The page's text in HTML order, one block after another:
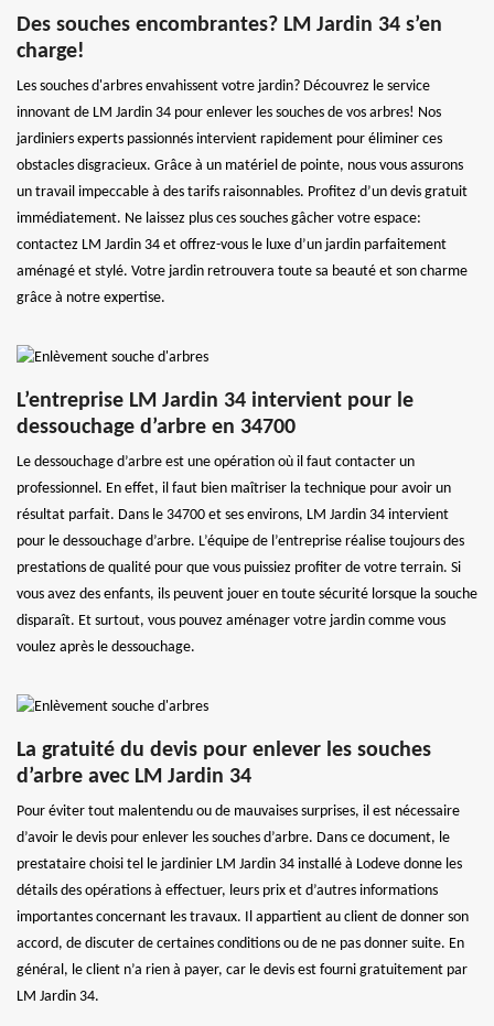
Des souches encombrantes? LM Jardin 34 s’en
charge!
Les souches d'arbres envahissent votre jardin? Découvrez le service
innovant de LM Jardin 34 pour enlever les souches de vos arbres! Nos
jardiniers experts passionnés intervient rapidement pour éliminer ces
obstacles disgracieux. Grâce à un matériel de pointe, nous vous assurons
un travail impeccable à des tarifs raisonnables. Profitez d’un devis gratuit
immédiatement. Ne laissez plus ces souches gâcher votre espace:
contactez LM Jardin 34 et offrez-vous le luxe d’un jardin parfaitement
aménagé et stylé. Votre jardin retrouvera toute sa beauté et son charme
grâce à notre expertise.
L’entreprise LM Jardin 34 intervient pour le
dessouchage d’arbre en 34700
Le dessouchage d’arbre est une opération où il faut contacter un
professionnel. En effet, il faut bien maîtriser la technique pour avoir un
résultat parfait. Dans le 34700 et ses environs, LM Jardin 34 intervient
pour le dessouchage d’arbre. L’équipe de l’entreprise réalise toujours des
prestations de qualité pour que vous puissiez profiter de votre terrain. Si
vous avez des enfants, ils peuvent jouer en toute sécurité lorsque la souche
disparaît. Et surtout, vous pouvez aménager votre jardin comme vous
voulez après le dessouchage.
La gratuité du devis pour enlever les souches
d’arbre avec LM Jardin 34
Pour éviter tout malentendu ou de mauvaises surprises, il est nécessaire
d’avoir le devis pour enlever les souches d’arbre. Dans ce document, le
prestataire choisi tel le jardinier LM Jardin 34 installé à Lodeve donne les
détails des opérations à effectuer, leurs prix et d’autres informations
importantes concernant les travaux. Il appartient au client de donner son
accord, de discuter de certaines conditions ou de ne pas donner suite. En
général, le client n’a rien à payer, car le devis est fourni gratuitement par
LM Jardin 34.